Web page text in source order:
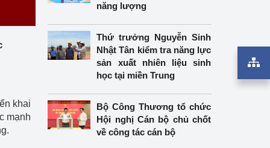
khai
mạnh
năng lượng
Thứ trưởng Nguyễn Sinh
Nhật Tân kiểm tra năng lực
sản xuất nhiên liệu sinh
học tại miền Trung
Bộ Công Thương tổ chức
Hội nghị Cán bộ chủ chốt
về công tác cán bộ